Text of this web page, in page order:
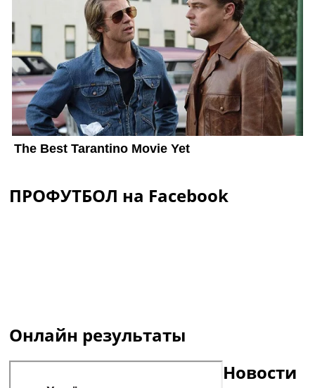
ПРОФУТБОЛ на Facebook
Онлайн результаты
Новости